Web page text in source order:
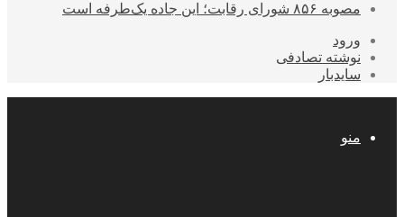
مصوبه ۸۵۶ شورای رقابت؛ این جاده یک‌طرفه است
ورود
نوشته تصادفی
سایدبار
منو